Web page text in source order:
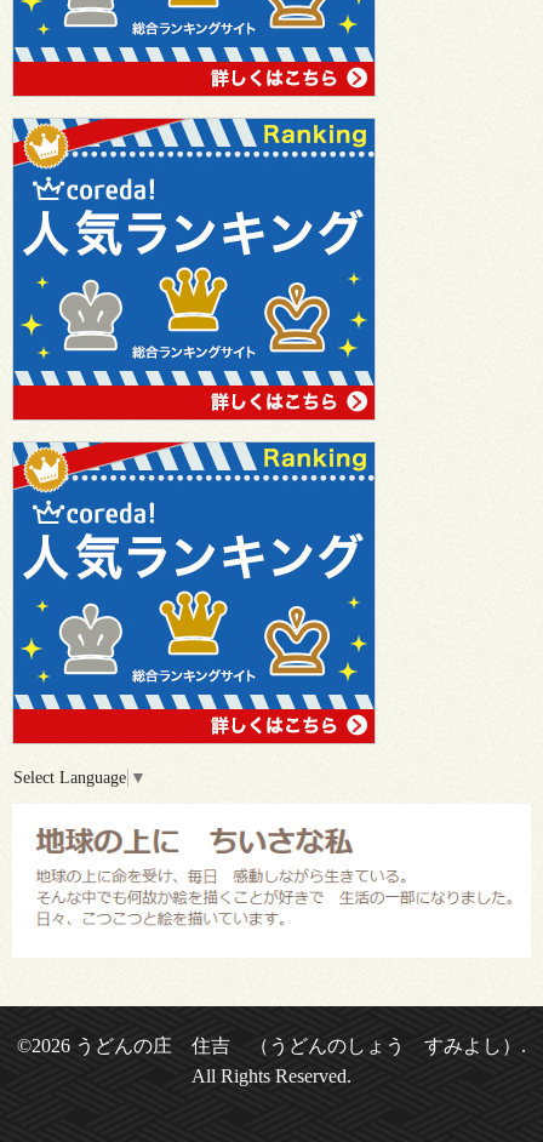
Select Language ▼
©2026 うどんの庄 住吉 （うどんのしょう すみよし） .
All Rights Reserved.